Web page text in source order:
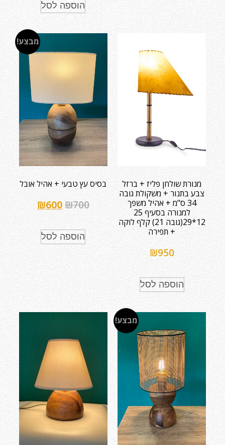
הוספה לסל
מנורת שולחן פליז + ברזל
צבע בתנור + משקולת גובה
34 ס"מ + אהיל משפך
למנורה בסעיף 25
12*29(גובה 21) קלף לוקה
+ תפירה
₪950
הוספה לסל
מבצע!
בסיס עץ טבעי + אהיל אובל
₪700
₪600
הוספה לסל
מבצע!